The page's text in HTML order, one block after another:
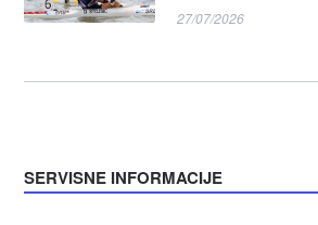
27/07/2026
SERVISNE INFORMACIJE